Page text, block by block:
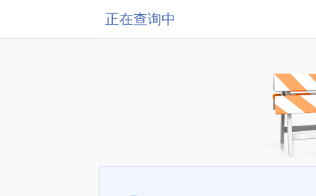
正在查询中